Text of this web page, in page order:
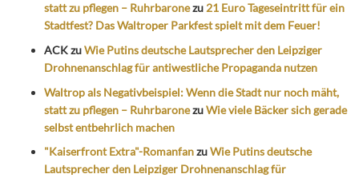
statt zu pflegen – Ruhrbaronezu 21 Euro Tageseintritt für ein
Stadtfest? Das Waltroper Parkfest spielt mit dem Feuer!
ACKzuWie Putins deutsche Lautsprecher den Leipziger
Drohnenanschlag für antiwestliche Propaganda nutzen
Waltrop als Negativbeispiel: Wenn die Stadt nur noch mäht,
statt zu pflegen – RuhrbaronezuWie viele Bäcker sich gerade
selbst entbehrlich machen
"Kaiserfront Extra"-RomanfanzuWie Putins deutsche
Lautsprecher den Leipziger Drohnenanschlag für